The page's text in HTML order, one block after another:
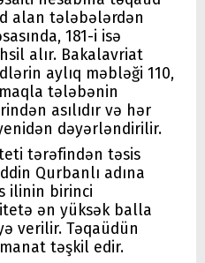
alan tələbələrdən
181-i isə
alır. Bakalavriat
aylıq məbləği 110,
tələbənin
asılıdır və hər
dəyərləndirilir.
tərəfindən təsis
Qurbanlı adına
ilinin birinci
ən yüksək balla
verilir. Təqaüdün
təşkil edir.